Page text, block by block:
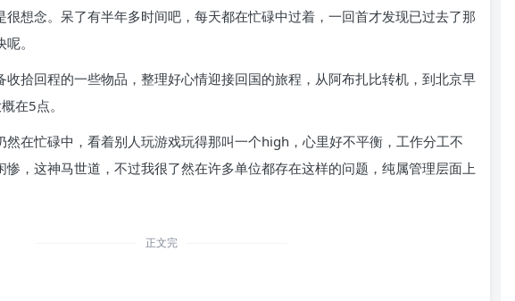
很想念。呆了有半年多时间吧，每天都在忙碌中过着，一回首才发现已过去了那
。
收拾回程的一些物品，整理好心情迎接回国的旅程，从阿布扎比转机，到北京早
在5点。
然在忙碌中，看着别人玩游戏玩得那叫一个high，心里好不平衡，工作分工不
惨，这神马世道，不过我很了然在许多单位都存在这样的问题，纯属管理层面上
正文完